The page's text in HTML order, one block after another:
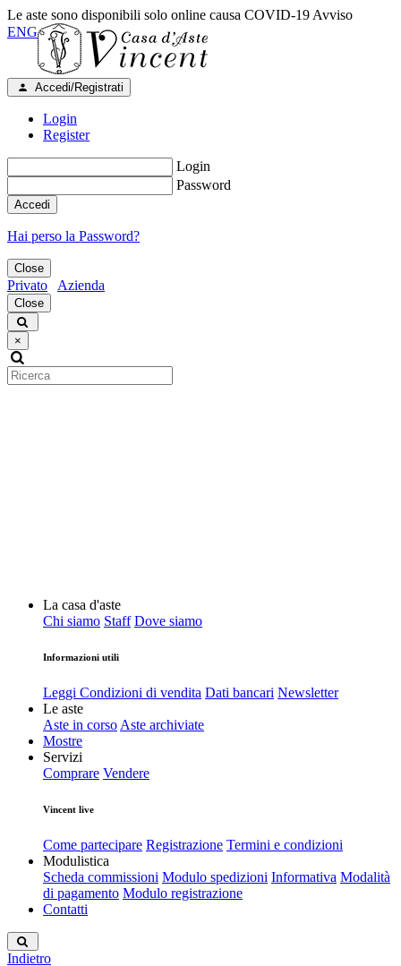
Le aste sono disponibili solo online causa COVID-19 Avviso
ENG
Accedi/Registrati
Login
Register
Login
Password
Accedi
Hai perso la Password?
Close
Privato Azienda
Close
×
La casa d'aste
Chi siamo Staff Dove siamo
Informazioni utili
Leggi Condizioni di vendita Dati bancari Newsletter
Le aste
Aste in corso Aste archiviate
Mostre
Servizi
Comprare Vendere
Vincent live
Come partecipare Registrazione Termini e condizioni
Modulistica
Scheda commissioni Modulo spedizioni Informativa Modalità
di pagamento Modulo registrazione
Contatti
Indietro